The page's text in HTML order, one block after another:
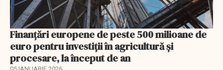
Finanţări europene de peste 500 milioane de
euro pentru investiţii în agricultură şi
procesare, la început de an